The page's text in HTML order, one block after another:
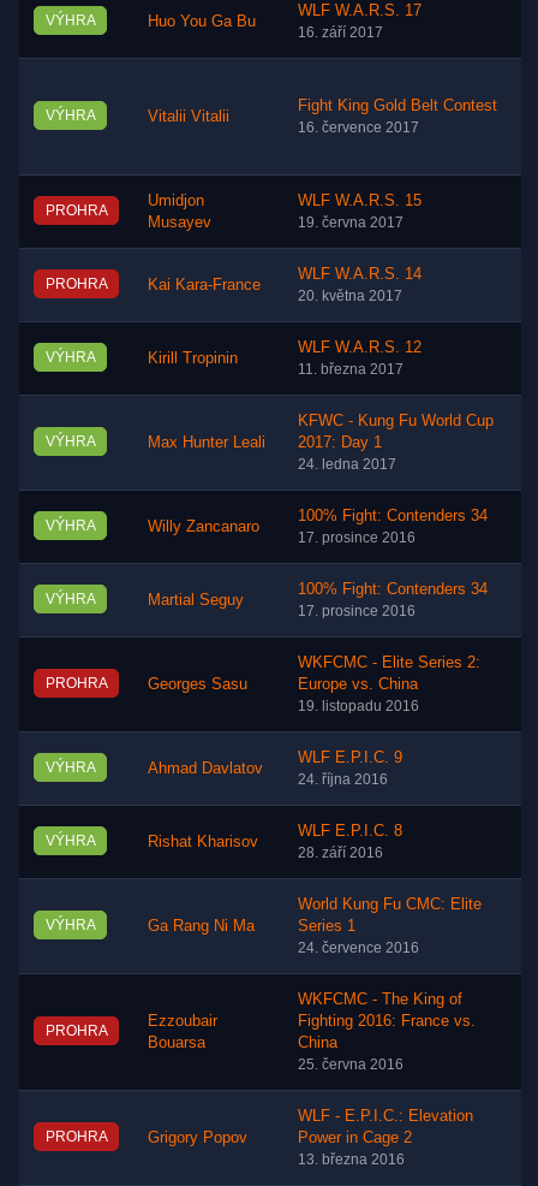
VÝHRA Huo You Ga Bu
WLF W.A.R.S. 17
16. září 2017
VÝHRA Vitalii Vitalii
Fight King Gold Belt Contest
16. července 2017
PROHRA
Umidjon
Musayev
WLF W.A.R.S. 15
19. června 2017
PROHRA Kai Kara-France
WLF W.A.R.S. 14
20. května 2017
VÝHRA Kirill Tropinin
WLF W.A.R.S. 12
11. března 2017
VÝHRA Max Hunter Leali
KFWC - Kung Fu World Cup
2017: Day 1
24. ledna 2017
VÝHRA Willy Zancanaro
100% Fight: Contenders 34
17. prosince 2016
VÝHRA Martial Seguy
100% Fight: Contenders 34
17. prosince 2016
PROHRA Georges Sasu
WKFCMC - Elite Series 2:
Europe vs. China
19. listopadu 2016
VÝHRA Ahmad Davlatov
WLF E.P.I.C. 9
24. října 2016
VÝHRA Rishat Kharisov
WLF E.P.I.C. 8
28. září 2016
VÝHRA Ga Rang Ni Ma
World Kung Fu CMC: Elite
Series 1
24. července 2016
PROHRA
Ezzoubair
Bouarsa
WKFCMC - The King of
Fighting 2016: France vs.
China
25. června 2016
PROHRA Grigory Popov
WLF - E.P.I.C.: Elevation
Power in Cage 2
13. března 2016